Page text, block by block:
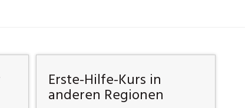
Erste-Hilfe-Kurs in
anderen Regionen